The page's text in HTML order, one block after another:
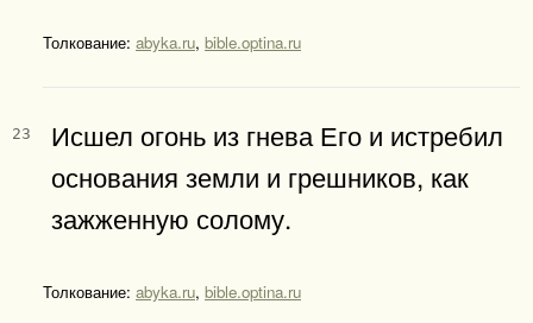
Толкование: abyka.ru, bible.optina.ru
23
Исшел огонь из гнева Его и истребил
основания земли и грешников, как
зажженную солому.
Толкование: abyka.ru, bible.optina.ru